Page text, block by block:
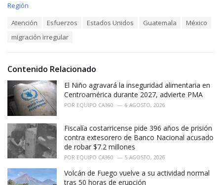
C
i
Región
Atención Esfuerzos Estados Unidos Guatemala
México
migración irregular
Contenido Relacionado
El Niño agravará la inseguridad alimentaria en
Centroamérica durante 2027, advierte PMA
POR EQUIPO CA360 6 AGOSTO, 2026
Fiscalía costarricense pide 396 años de prisión
contra extesorero de Banco Nacional acusado
de robar $7.2 millones
POR EQUIPO CA360 5 AGOSTO, 2026
Volcán de Fuego vuelve a su actividad normal
tras 50 horas de erupción